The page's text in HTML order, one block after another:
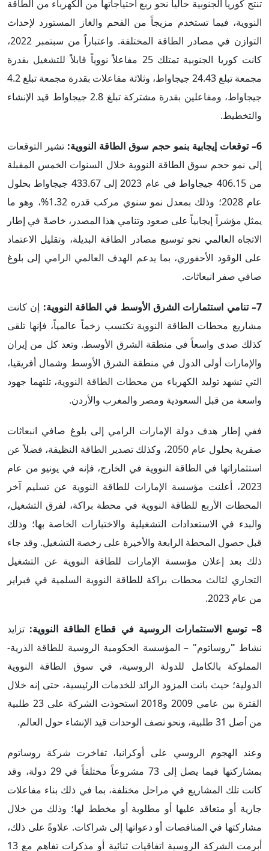
تنتج كوريا الجنوبية حالياً نحو ربع احتياجاتها من الكهرباء من الطاقة
النووية، فيما تستخدم مزيجاً من الفحم والغاز المستورد لإحداث
التوازن في مصادر الطاقة المختلفة. واعتباراً من سبتمبر 2022،
كانت كوريا الجنوبية تمتلك 25 مفاعلاً نووياً قابلاً للتشغيل بقدرة
مجمعة تبلغ 24.43 جيجاواط، وثلاثة مفاعلات بقدرة مجمعة تبلغ 4.2
جيجاواط، ومفاعلين بقدرة مشتركة تبلغ 2.8 جيجاواط قيد الإنشاء
والتخطيط.
6– توقعات إيجابية بنمو حجم سوق الطاقة النووية:
تشير التوقعات
إلى نمو حجم سوق الطاقة النووية خلال السنوات الخمس المقبلة
من 406.15 جيجاواط في عام 2023 إلى 433.67 جيجاواط بحلول
عام 2028؛ وذلك بمعدل نمو سنوي مركب قدره 1.32%، وهو ما
يمثل مؤشراً إيجابياً على صعود وتنامي هذا المصدر، خاصةً في إطار
الاتجاه العالمي نحو توسيع مصادر الطاقة البديلة، وتقليل الاعتماد
على الوقود الأحفوري، بما يدعم الهدف العالمي الرامي إلى بلوغ
صافي صفر انبعاثات.
7– تنامي استثمارات الشرق الأوسط في الطاقة النووية:
إن كانت
مشاريع محطات الطاقة النووية تكتسب زخماً عالمياً، فإنها تلقى
كذلك صدى واسعاً في منطقة الشرق الأوسط. وتعد كل من إيران
والإمارات أولى الدول في منطقة الشرق الأوسط وشمال أفريقيا،
التي تشهد توليد الكهرباء من محطات الطاقة النووية، تلتهما جهود
واسعة من قبل السعودية ومصر والمغرب والأردن.
ففي إطار هدف دولة الإمارات الرامي إلى بلوغ صافي انبعاثات
صفرية بحلول عام 2050، وكذلك تصدير الطاقة النظيفة، فضلاً عن
استثماراتها في الطاقة النووية في الخارج، فإنه في يونيو من عام
2023، أعلنت مؤسسة الإمارات للطاقة النووية عن تسليم آخر
المحطات الأربع للطاقة النووية في محطة براكة، لفرق التشغيل،
والبدء في الاستعدادات التشغيلية والاختبارات الخاصة بها؛ وذلك
قبل حصول المحطة الرابعة والأخيرة على رخصة التشغيل. وقد جاء
ذلك بعد إعلان مؤسسة الإمارات للطاقة النووية عن التشغيل
التجاري لثالث محطات براكة للطاقة النووية السلمية في فبراير
من عام 2023.
8– توسع الاستثمارات الروسية في قطاع الطاقة النووية:
تزايد
نشاط "روساتوم" – المؤسسة الحكومية الروسية للطاقة الذرية-
المملوكة بالكامل للدولة الروسية، في سوق الطاقة النووية
الدولية؛ حيث باتت المزود الرائد للخدمات الرئيسية، حتى إنه خلال
الفترة بين عامي 2009 و2018 استحوذت الشركة على 23 طلبية
من أصل 31 طلبية، ونحو نصف الوحدات قيد الإنشاء حول العالم.
وعند الهجوم الروسي على أوكرانيا، تفاخرت شركة روساتوم
بمشاركتها فيما يصل إلى 73 مشروعاً مختلفاً في 29 دولة، وقد
كانت تلك المشاريع في مراحل مختلفة، بما في ذلك بناء مفاعلات
جارية أو متعاقد عليها أو مطلوبة أو مخطط لها؛ وذلك من خلال
مشاركتها في المناقصات أو دعواتها إلى شراكات. علاوةً على ذلك،
أبرمت الشركة الروسية اتفاقيات ثنائية أو مذكرات تفاهم مع 13